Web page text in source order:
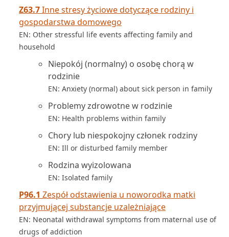
Z63.7Inne stresy życiowe dotyczące rodziny i
gospodarstwa domowego
EN: Other stressful life events affecting family and
household
Niepokój (normalny) o osobę chorą w
rodzinie
EN: Anxiety (normal) about sick person in family
Problemy zdrowotne w rodzinie
EN: Health problems within family
Chory lub niespokojny członek rodziny
EN: Ill or disturbed family member
Rodzina wyizolowana
EN: Isolated family
P96.1 Zespół odstawienia u noworodka matki
przyjmującej substancje uzależniające
EN: Neonatal withdrawal symptoms from maternal use of
drugs of addiction